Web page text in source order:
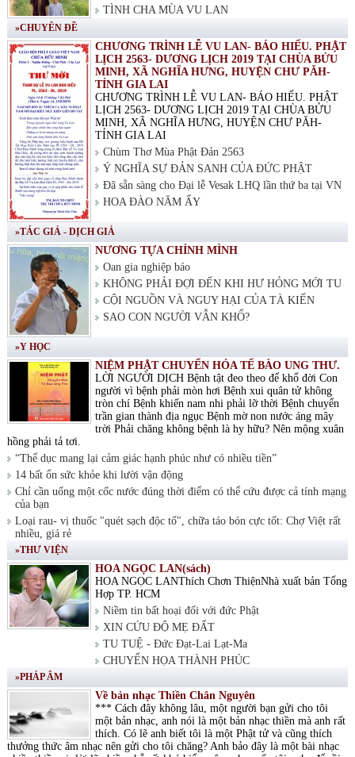
TÌNH CHA MÙA VU LAN
»CHUYÊN ĐỀ
CHƯƠNG TRÌNH LỄ VU LAN- BÁO HIẾU. PHẬT
LỊCH 2563- DƯƠNG LỊCH 2019 TẠI CHÙA BỬU
MINH, XÃ NGHĨA HƯNG, HUYỆN CHƯ PĂH-
TỈNH GIA LAI
CHƯƠNG TRÌNH LỄ VU LAN- BÁO HIẾU. PHẬT
LỊCH 2563- DƯƠNG LỊCH 2019 TẠI CHÙA BỬU
MINH, XÃ NGHĨA HƯNG, HUYỆN CHƯ PĂH-
TỈNH GIA LAI
Chùm Thơ Mùa Phật Đản 2563
Ý NGHĨA SỰ ĐẢN SANH CỦA ĐỨC PHẬT
Đã sẵn sàng cho Đại lễ Vesak LHQ lần thứ ba tại VN
HOA ĐÀO NĂM ẤY
»TÁC GIẢ - DỊCH GIẢ
NƯƠNG TỰA CHÍNH MÌNH
Oan gia nghiệp báo
KHÔNG PHẢI ĐỢI ĐẾN KHI HƯ HỎNG MỚI TU
CỘI NGUỒN VÀ NGUY HẠI CỦA TÀ KIẾN
SAO CON NGƯỜI VẪN KHỔ?
»Y HỌC
NIỆM PHẬT CHUYỂN HÓA TẾ BÀO UNG THƯ.
LỜI NGƯỜI DỊCH Bệnh tật đeo theo để khổ đời Con
người vì bệnh phải mòn hơi Bệnh xui quân tử không
tròn chí Bệnh khiến nam nhi phải lỡ thời Bệnh chuyển
trần gian thành địa ngục Bệnh mờ non nước áng mây
trời Phải chăng không bệnh là hy hữu? Nên mộng xuân
hồng phải tả tơi.
“Thể dục mang lại cảm giác hạnh phúc như có nhiều tiền”
14 bất ổn sức khỏe khi lười vận động
Chỉ cần uống một cốc nước đúng thời điểm có thể cứu được cả tính mạng
của bạn
Loại rau- vị thuốc "quét sạch độc tố", chữa táo bón cực tốt: Chợ Việt rất
nhiều, giá rẻ
»THƯ VIỆN
HOA NGỌC LAN(sách)
HOA NGỌC LANThích Chơn ThiệnNhà xuất bản Tổng
Hợp TP. HCM
Niềm tin bất hoại đối với đức Phật
XIN CỨU ĐỘ MẸ ĐẤT
TU TUỆ - Đức Đạt-Lai Lạt-Ma
CHUYỂN HỌA THÀNH PHÚC
»PHÁP ÂM
Về bản nhạc Thiền Chân Nguyên
*** Cách đây không lâu, một người bạn gửi cho tôi
một bản nhạc, anh nói là một bản nhạc thiền mà anh rất
thích. Có lẽ anh biết tôi là một Phật tử và cũng thích
thưởng thức âm nhạc nên gửi cho tôi chăng? Anh bảo đây là một bài nhạc